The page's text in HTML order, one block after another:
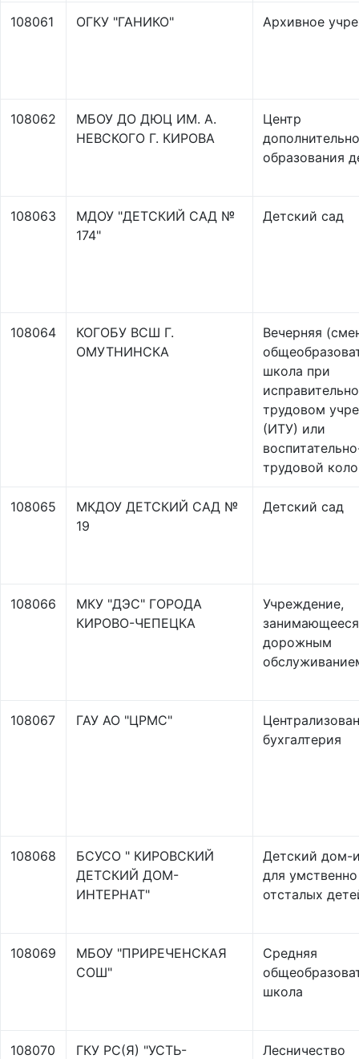
108061 ОГКУ "ГАНИКО" Архивное
108062
МБОУ ДО ДЮЦ ИМ. А.
НЕВСКОГО Г. КИРОВА
Центр
образования
108063
МДОУ "ДЕТСКИЙ САД №
174"
Детский сад
108064
КОГОБУ ВСШ Г.
ОМУТНИНСКА
Вечерняя
школа при
трудовом
(ИТУ) или
трудовой
108065
МКДОУ ДЕТСКИЙ САД №
19
Детский сад
108066
МКУ "ДЭС" ГОРОДА
КИРОВО-ЧЕПЕЦКА
Учреждение,
занимающееся
дорожным
108067 ГАУ АО "ЦРМС"
бухгалтерия
108068
БСУСО " КИРОВСКИЙ
ДЕТСКИЙ ДОМ-
ИНТЕРНАТ"
Детский дом-
для умственно
отсталых
108069
МБОУ "ПРИРЕЧЕНСКАЯ
СОШ"
Средняя
школа
108070
ГКУ РС(Я) "УСТЬ-
Лесничество